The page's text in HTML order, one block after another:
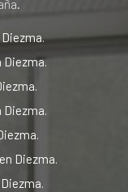
Diezma.
Diezma.
Diezma.